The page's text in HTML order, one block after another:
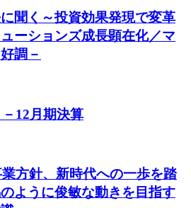
聞く～投資効果発現で変革
ーションズ成長顕在化／マ
調－
12月期決算
方針、新時代への一歩を踏
ように俊敏な動きを目指す